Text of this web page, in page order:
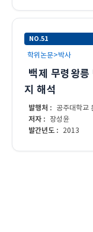
NO.51
학위논문>박사
백제 무령왕
지 해석
발행처 : 공주대학교
저자 : 장성윤
발간년도 : 2013